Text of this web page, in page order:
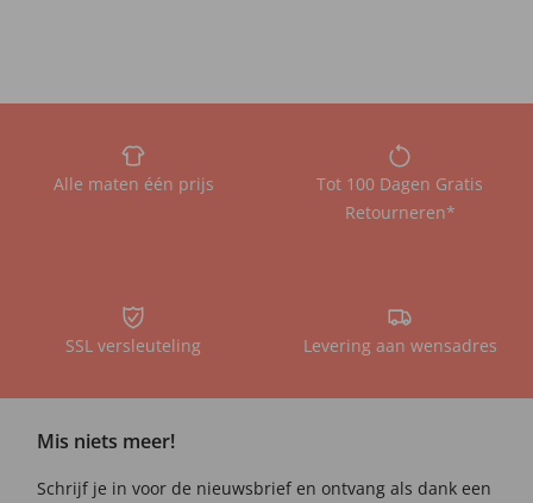
Alle maten één prijs
Tot 100 Dagen Gratis
Retourneren*
SSL versleuteling Levering aan wensadres
Mis niets meer!
Schrijf je in voor de nieuwsbrief en ontvang als dank een